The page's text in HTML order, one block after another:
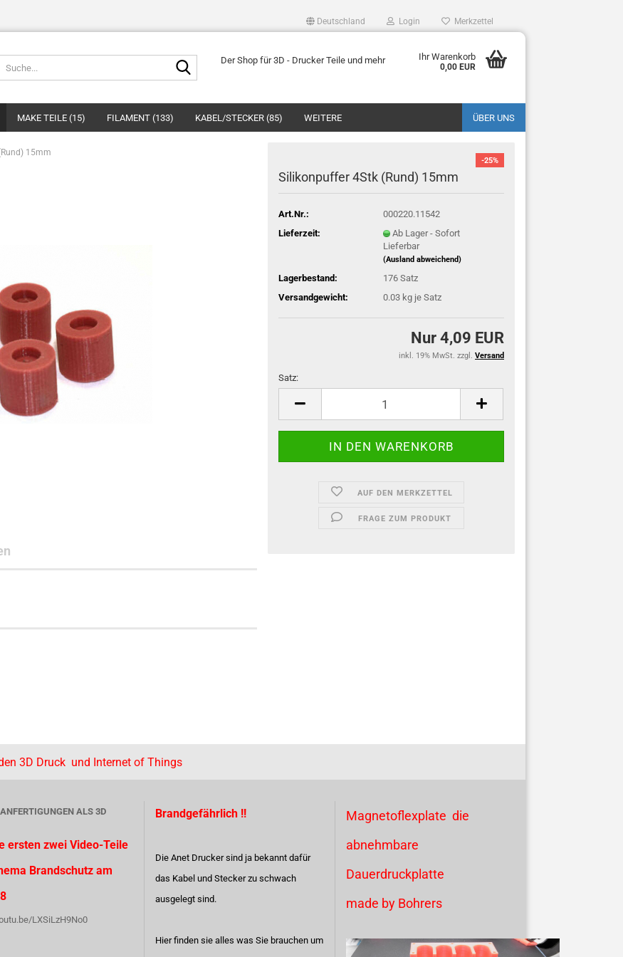
Deutschland Login Merkzettel
Suche...Der Shop für 3D - Drucker Teile und mehr Ihr Warenkorb
0,00 EUR
MAKE TEILE (15) FILAMENT (133) KABEL/STECKER (85) ÜBER UNS
WEITERE
15mm
-25%
Silikonpuffer 4Stk (Rund) 15mm
Art.Nr.:
000220.11542
Lieferzeit:
Ab Lager - Sofort
Lieferbar
(Ausland abweichend)
Lagerbestand: 176Satz
Versandgewicht:
0.03 kg je Satz
Nur 4,09 EUR
inkl. 19% MwSt. zzgl. Versand
Satz:
Satz
AUF DEN MERKZETTEL
FRAGE ZUM PRODUKT
3D Druck und Internet of Things
ALS 3D
ersten zwei Video-Teile
Brandschutz am
LXSiLzH9No0
Brandgefährlich !!
Die Anet Drucker sind ja bekannt dafür
das Kabel und Stecker zu schwach
ausgelegt sind.
Hier finden sie alles was Sie brauchen um
Magnetoflexplate die
abnehmbare
Dauerdruckplatte
made by Bohrers